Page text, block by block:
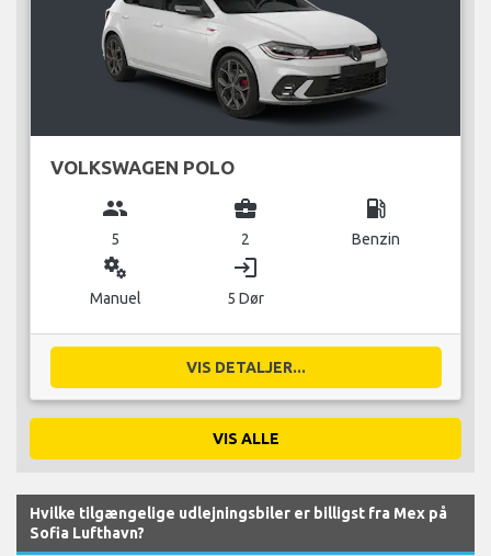
VOLKSWAGEN POLO
group
5
business_center
2
local_gas_station
Benzin
miscellaneous_services
Manuel
login
5 Dør
VIS DETALJER...
VIS ALLE
Hvilke tilgængelige udlejningsbiler er billigst fra Mex på
Sofia Lufthavn?